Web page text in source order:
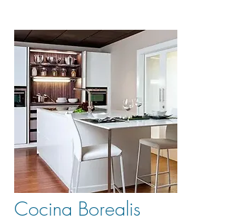
Cocina Borealis